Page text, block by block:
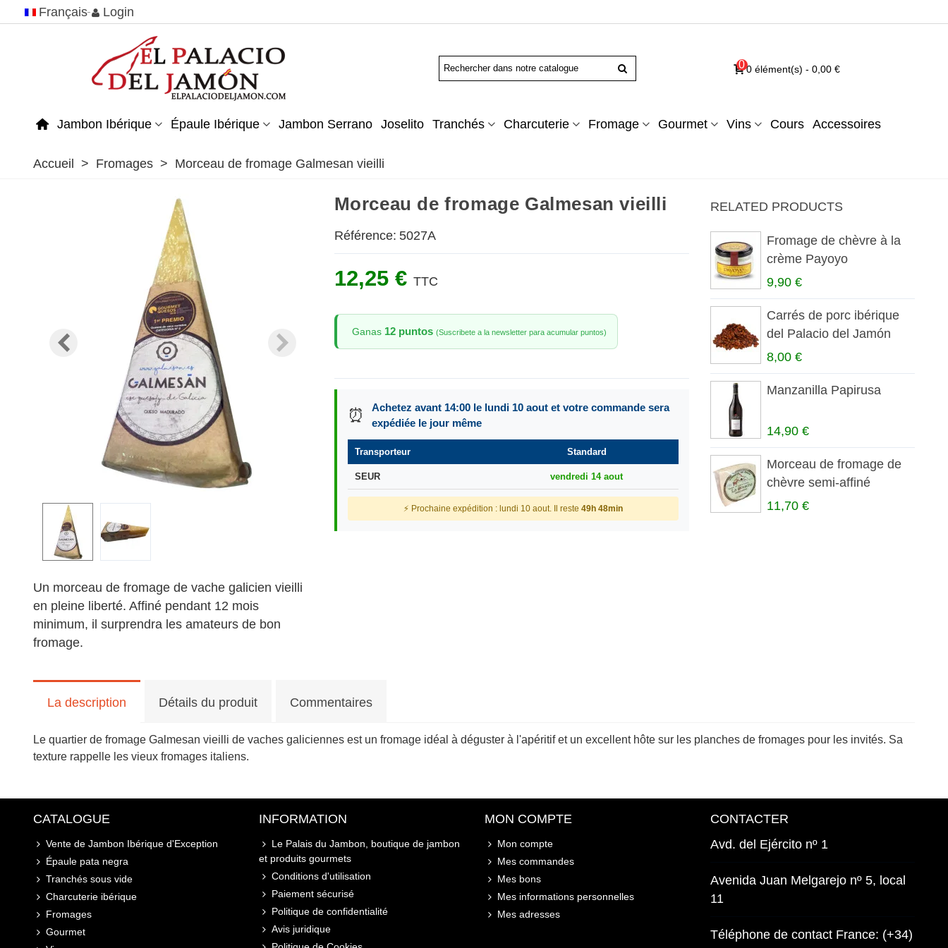
Français Login
00 élément(s) - 0,00 €
Jambon Ibérique Épaule Ibérique Jambon Serrano Joselito Tranchés Charcuterie Fromage Gourmet Vins Cours Accessoires
Accueil > Fromages > Morceau de fromage Galmesan vieilli
Un morceau de fromage de vache galicien vieilli
en pleine liberté. Affiné pendant 12 mois
minimum, il surprendra les amateurs de bon
fromage.
Morceau de fromage Galmesan vieilli
Référence: 5027A
12,25 € TTC
Ganas 12 puntos (Suscribete a la newsletter para acumular puntos)
⏰
Achetez avant 14:00 le lundi 10 aout et votre commande sera
expédiée le jour même
Transporteur Standard
SEUR vendredi 14 aout
⚡ Prochaine expédition : lundi 10 aout. Il reste 49h 48min
RELATED PRODUCTS
Fromage de chèvre à la
crème Payoyo
9,90 €
Carrés de porc ibérique
del Palacio del Jamón
8,00 €
Manzanilla Papirusa
14,90 €
Morceau de fromage de
chèvre semi-affiné
payoya...
11,70 €
La description Détails du produit Commentaires
Le quartier de fromage Galmesan vieilli de vaches galiciennes est un fromage idéal à déguster à l'apéritif et un excellent hôte sur les planches de fromages pour les invités. Sa
texture rappelle les vieux fromages italiens.
CATALOGUE
Vente de Jambon Ibérique d'Exception
Épaule pata negra
Tranchés sous vide
Charcuterie ibérique
Fromages
Gourmet
INFORMATION
Le Palais du Jambon, boutique de jambon
et produits gourmets
Conditions d'utilisation
Paiement sécurisé
Politique de confidentialité
Avis juridique
MON COMPTE
Mon compte
Mes commandes
Mes bons
Mes informations personnelles
Mes adresses
CONTACTER
Avd. del Ejército nº 1
Avenida Juan Melgarejo nº 5, local
11
Téléphone de contact France: (+34)